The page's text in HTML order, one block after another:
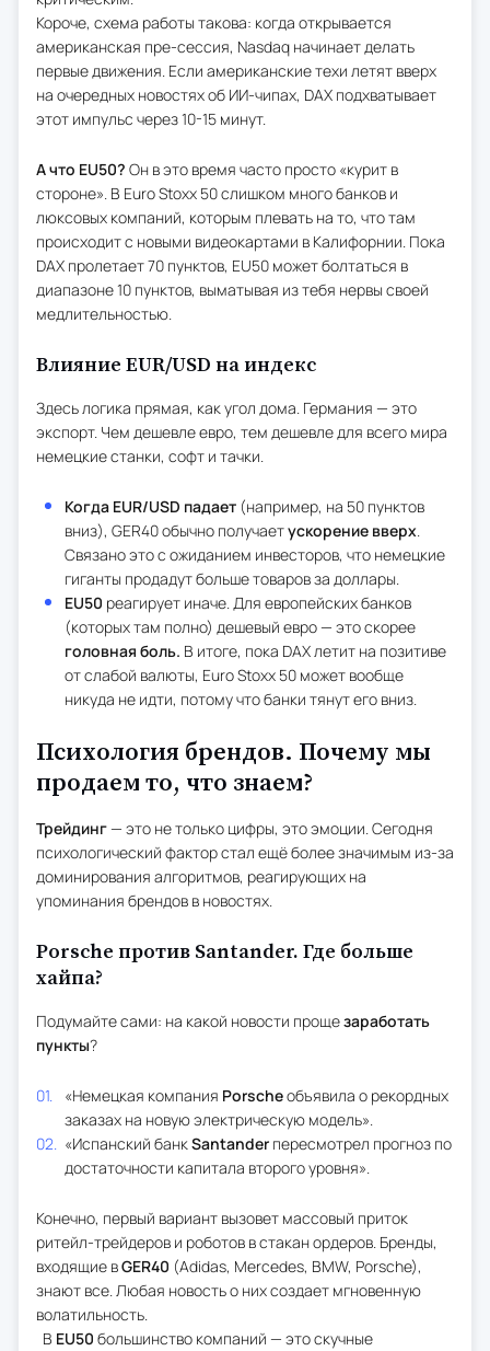
Короче, схема работы такова: когда открывается
американская пре-сессия, Nasdaq начинает делать
первые движения. Если американские техи летят вверх
на очередных новостях об ИИ-чипах, DAX подхватывает
этот импульс через 10-15 минут.
А что EU50? Он в это время часто просто «курит в
стороне». В Euro Stoxx 50 слишком много банков и
люксовых компаний, которым плевать на то, что там
происходит с новыми видеокартами в Калифорнии. Пока
DAX пролетает70 пунктов, EU50 может болтаться в
диапазоне 10 пунктов, выматывая из тебя нервы своей
медлительностью.
Влияние EUR/USD на индекс
Здесь логика прямая, как угол дома. Германия — это
экспорт. Чем дешевле евро, тем дешевле для всего мира
немецкие станки, софт и тачки.
Когда EUR/USD падает (например, на 50 пунктов
вниз), GER40 обычно получаетускорение вверх.
Связано это с ожиданием инвесторов, что немецкие
гиганты продадут больше товаров за доллары.
EU50 реагирует иначе. Для европейских банков
(которых там полно) дешевый евро — это скорее
головная боль. В итоге, пока DAX летит на позитиве
от слабой валюты, Euro Stoxx 50 может вообще
никуда не идти, потому что банки тянут его вниз.
Психология брендов. Почему мы
продаем то, что знаем?
Трейдинг— это не только цифры, это эмоции. Сегодня
психологический фактор стал ещё более значимым из-за
доминирования алгоритмов, реагирующих на
упоминания брендов в новостях.
Porsche против Santander. Где больше
хайпа?
Подумайте сами: на какой новости прощезаработать
пункты?
«Немецкая компания Porscheобъявила о рекордных
заказах на новую электрическую модель».
«Испанский банкSantander пересмотрел прогноз по
достаточности капитала второго уровня».
Конечно, первый вариант вызовет массовый приток
ритейл-трейдеров и роботов в стакан ордеров. Бренды,
входящие вGER40 (Adidas, Mercedes, BMW, Porsche),
знают все. Любая новость о них создает мгновенную
волатильность.
В EU50 большинство компаний — это скучные